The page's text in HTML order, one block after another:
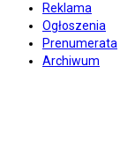
Reklama
Ogłoszenia
Prenumerata
Archiwum